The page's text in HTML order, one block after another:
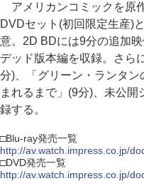
アメリカンコミックを原
DVDセット(初回限定生産)
意。2D BDには9分の追加
デッド版本編を収録。さら
分)、「グリーン・ランタ
まれるまで」(9分)、未公
録する。
□Blu-ray発売一覧
http://av.watch.impress.co.jp/
□DVD発売一覧
http://av.watch.impress.co.jp/